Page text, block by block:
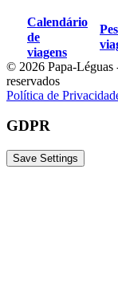
Calendário
de
viagens
© 2026 Papa-Léguas
reservados
Política de
GDPR